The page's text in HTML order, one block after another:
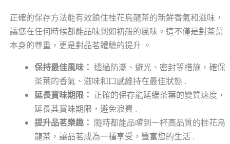
正確的保存方法能有效鎖住桂花烏龍茶的新鮮香氣和滋味，
讓您在任何時候都能品味到如初般的風味。這不僅是對茶葉
本身的尊重，更是對品茗體驗的提升 。
保持最佳風味： 透過防潮、避光、密封等措施，確保
茶葉的香氣、滋味和口感維持在最佳狀態 .
延長賞味期限： 正確的保存能延緩茶葉的變質速度，
延長其賞味期限，避免浪費 .
提升品茗樂趣： 隨時都能品嚐到一杯高品質的桂花烏
龍茶，讓品茗成為一種享受，豐富您的生活 .